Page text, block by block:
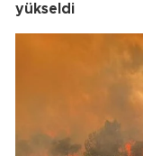
yükseldi